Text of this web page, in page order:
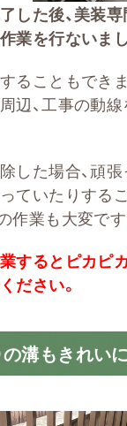
した後、美装
業を行ないまし
ることもでき
辺、工事の動
した場合、頑
ていたりする
業も大変ですよ
するとピカピ
ださい。
の溝もきれい